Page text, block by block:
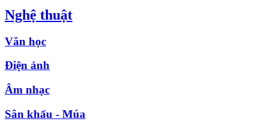
Nghệ thuật
Văn học
Điện ảnh
Âm nhạc
Sân khấu - Múa